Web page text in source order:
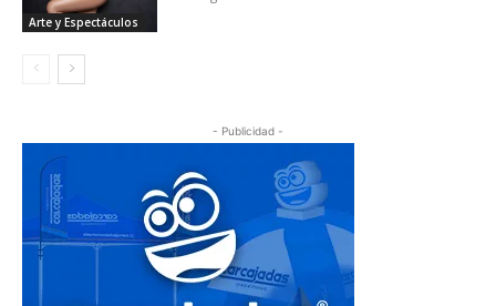
Arte y Espectáculos
- Publicidad -